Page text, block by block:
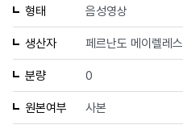
형태 음성영상
생산자 페르난도 메이렐레스
분량 0
원본여부 사본